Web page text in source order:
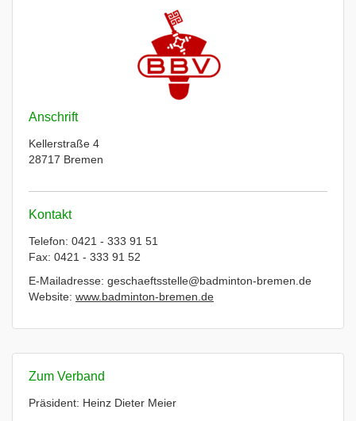
Anschrift
Kellerstraße 4
28717 Bremen
Kontakt
Telefon: 0421 - 333 91 51
Fax: 0421 - 333 91 52
E-Mailadresse: geschaeftsstelle@badminton-bremen.de
Website: www.badminton-bremen.de
Zum Verband
Präsident: Heinz Dieter Meier